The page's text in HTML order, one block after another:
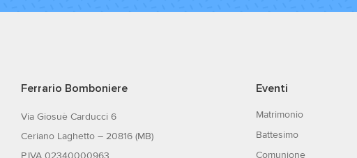
Ferrario Bomboniere
Via Giosuè Carducci 6
Ceriano Laghetto – 20816 (MB)
Eventi
Matrimonio
Battesimo
Comunione